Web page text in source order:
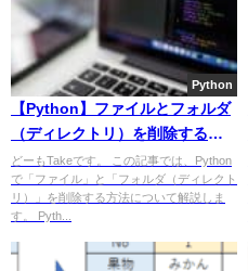
Python
【Python】ファイルとフォルダ
（ディレクトリ）を削除する方
法まとめ
どーもTakeです。 この記事では、Python
で「ファイル」と「フォルダ（ディレクト
リ）」を削除する方法について解説しま
す。 Pyth...